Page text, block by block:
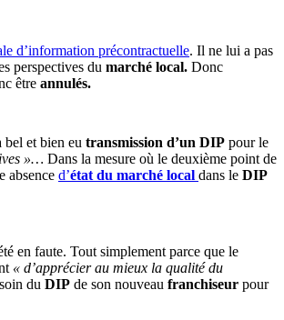
d’information précontractuelle. Il ne lui a pas
perspectives du marché local. Donc
être annulés.
bel et bien eu transmission d’un DIP pour le
»… Dans la mesure où le deuxième point de
absence d’état du marché local dans le DIP
en faute. Tout simplement parce que le
« d’apprécier au mieux la qualité du
du DIP de son nouveau franchiseur pour